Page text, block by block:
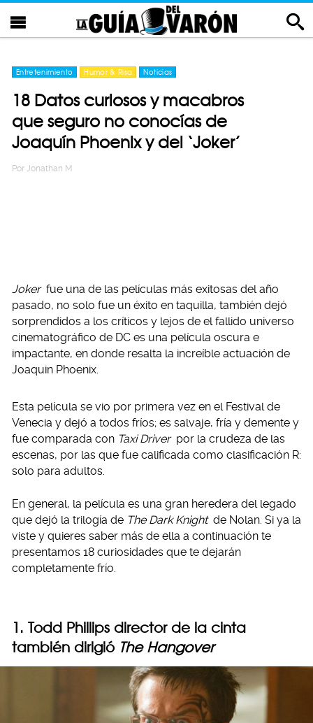
Entretenimiento Humor & Risa Noticias
18 Datos curiosos y macabros
que seguro no conocías de
Joaquín Phoenix y del ‘Joker’
Por Jonathan M
Joker fue una de las películas más exitosas del año
pasado, no solo fue un éxito en taquilla, también dejó
sorprendidos a los críticos y lejos de el fallido universo
cinematográfico de DC es una película oscura e
impactante, en donde resalta la increíble actuación de
Joaquin Phoenix.
Esta película se vio por primera vez en el Festival de
Venecia y dejó a todos fríos; es salvaje, fría y demente y
fue comparada con Taxi Driver por la crudeza de las
escenas, por las que fue calificada como clasificación R:
solo para adultos.
En general, la película es una gran heredera del legado
que dejó la trilogía de The Dark Knight de Nolan. Si ya la
viste y quieres saber más de ella a continuación te
presentamos 18 curiosidades que te dejarán
completamente frío.
1. Todd Phillips director de la cinta
también dirigió The Hangover